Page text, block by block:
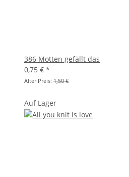
386 Motten gefällt das
0,75 € *
Alter Preis: 1,50 €
Auf Lager